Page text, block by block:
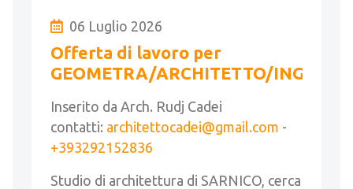
06 Luglio 2026
Offerta di lavoro per
GEOMETRA/ARCHITETTO/
Inserito da Arch. Rudj Cadei
contatti: architettocadei@gmail.com -
+393292152836
Studio di architettura di SARNICO, cerca